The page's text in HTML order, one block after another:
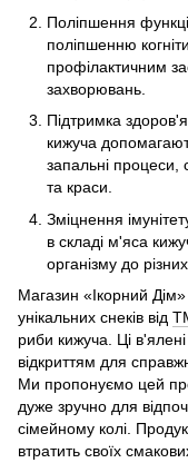
Поліпшення
поліпшенню
профілактичним
захворювань.
Підтримка
кижуча
запальні
та краси.
Зміцнення
в складі м'яса
організму до
Магазин «Ікорний Дім»
унікальних снеків від
риби кижуча. Ці
відкриттям для
Ми пропонуємо цей
дуже зручно для
сімейному колі.
втратить своїх